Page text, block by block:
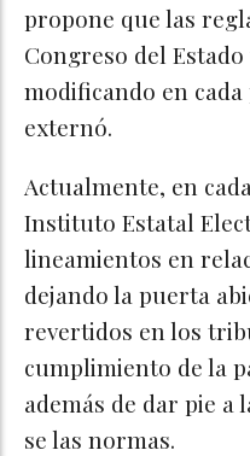
propone que las
Congreso del
modificando en
externó.
Actualmente, en
Instituto Estatal
lineamientos en
dejando la puerta
revertidos en los
cumplimiento de la
además de dar pie a
se las normas.